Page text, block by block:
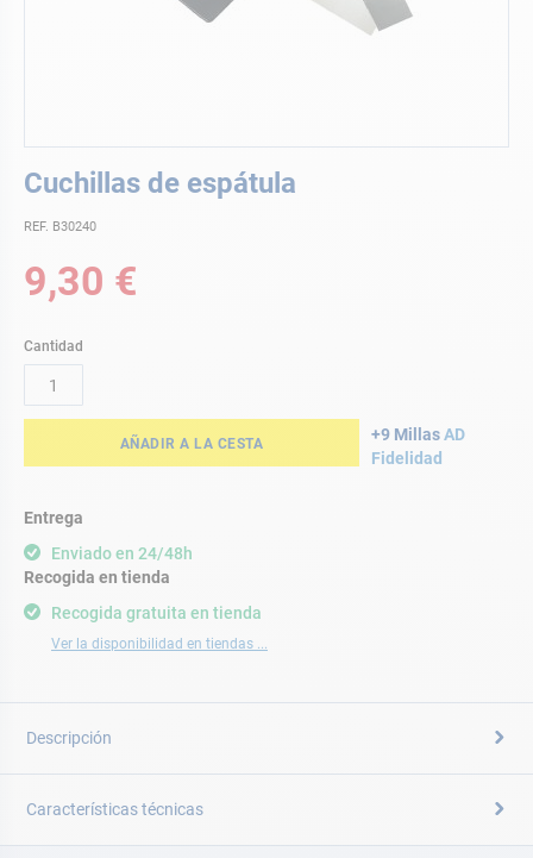
Cuchillas de espátula
REF. B30240
9,30 €
Cantidad
AÑADIR A LA CESTA +9 MillasAD
Fidelidad
Entrega
Enviado en 24/48h
Recogida gratuita en tienda
Ver la disponibilidad en tiendas ...
Recogida en tienda
al
de
galería
de
Descripción
Características técnicas